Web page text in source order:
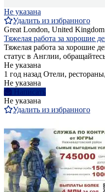
Не указана
Удалить из избранного
Great London, United Kingdom
Тяжелая работа за хорошие
Тяжелая работа за хорошие
статус в Англии,
Не указана
1 год назад Отели,
Не указана
Написать
Не указана
Удалить из избранного